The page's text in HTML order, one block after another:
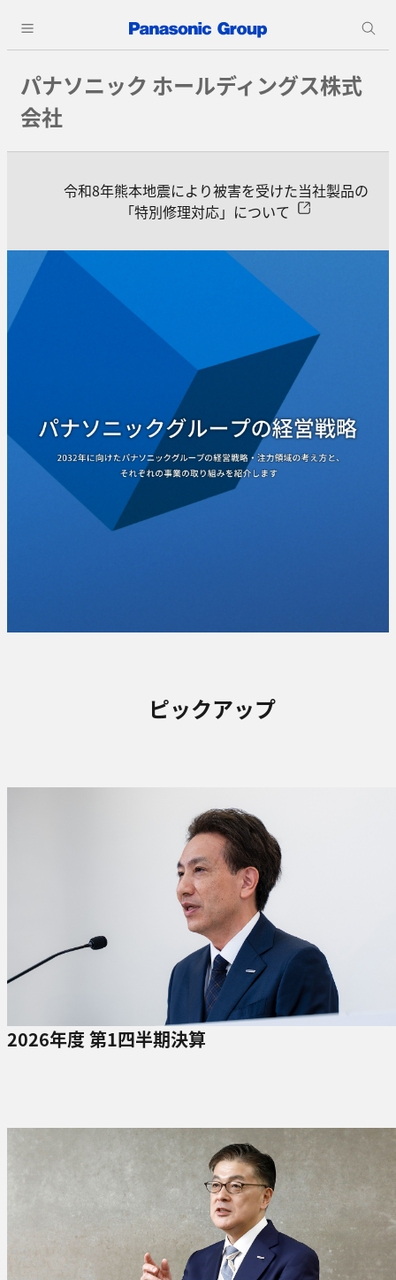
パナソニック ホールディングス株式
会社
令和8年熊本地震により被害を受けた当社製品の
「特別修理対応」について
ピックアップ
2026年度 第1四半期決算